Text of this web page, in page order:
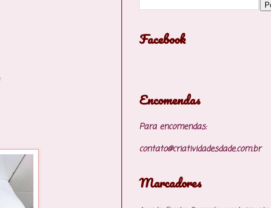
Facebook
Encomendas
Para encomendas:
contato@criatividadesdade.com.br
Marcadores